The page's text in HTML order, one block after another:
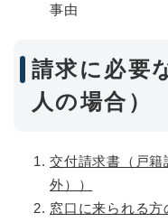
事由
請求に必要
人の場合）
交付請求書（戸籍
外））
窓口に来られる